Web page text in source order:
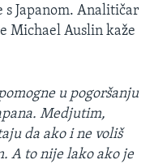
Japanom. Analitičar
Michael Auslin kaže
u pogoršanju
Medjutim,
da ako i ne voliš
A to nije lako ako je